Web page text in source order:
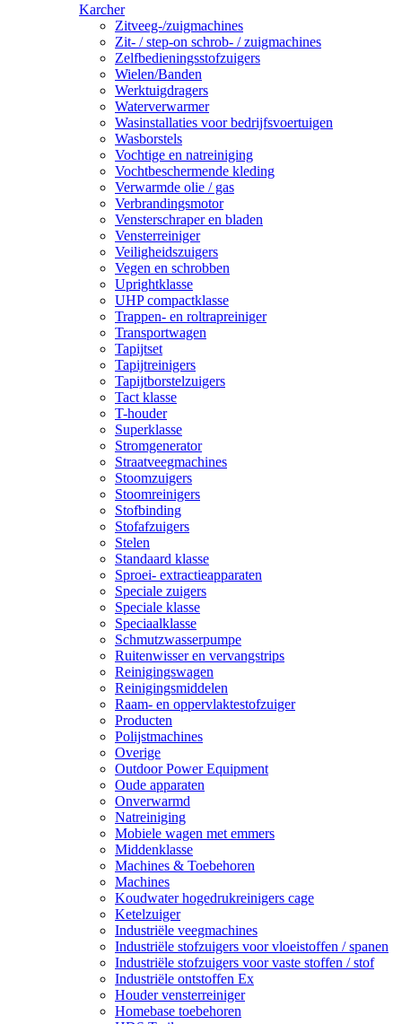
Karcher
Zitveeg-/zuigmachines
Zit- / step-on schrob- / zuigmachines
Zelfbedieningsstofzuigers
Wielen/Banden
Werktuigdragers
Waterverwarmer
Wasinstallaties voor bedrijfsvoertuigen
Wasborstels
Vochtige en natreiniging
Vochtbeschermende kleding
Verwarmde olie / gas
Verbrandingsmotor
Vensterschraper en bladen
Vensterreiniger
Veiligheidszuigers
Vegen en schrobben
Uprightklasse
UHP compactklasse
Trappen- en roltrapreiniger
Transportwagen
Tapijtset
Tapijtreinigers
Tapijtborstelzuigers
Tact klasse
T-houder
Superklasse
Stromgenerator
Straatveegmachines
Stoomzuigers
Stoomreinigers
Stofbinding
Stofafzuigers
Stelen
Standaard klasse
Sproei- extractieapparaten
Speciale zuigers
Speciale klasse
Speciaalklasse
Schmutzwasserpumpe
Ruitenwisser en vervangstrips
Reinigingswagen
Reinigingsmiddelen
Raam- en oppervlaktestofzuiger
Producten
Polijstmachines
Overige
Outdoor Power Equipment
Oude apparaten
Onverwarmd
Natreiniging
Mobiele wagen met emmers
Middenklasse
Machines & Toebehoren
Machines
Koudwater hogedrukreinigers cage
Ketelzuiger
Industriële veegmachines
Industriële stofzuigers voor vloeistoffen / spanen
Industriële stofzuigers voor vaste stoffen / stof
Industriële ontstoffen Ex
Houder vensterreiniger
Homebase toebehoren